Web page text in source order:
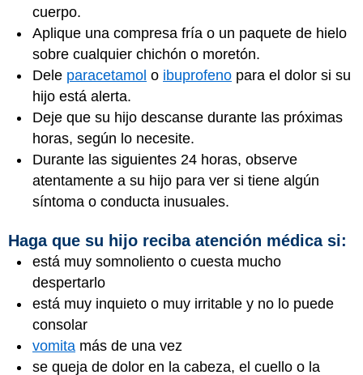
cuerpo.
Aplique una compresa fría o un paquete de hielo
sobre cualquier chichón o moretón.
Dele paracetamol o ibuprofeno para el dolor si su
hijo está alerta.
Deje que su hijo descanse durante las próximas
horas, según lo necesite.
Durante las siguientes 24 horas, observe
atentamente a su hijo para ver si tiene algún
síntoma o conducta inusuales.
Haga que su hijo reciba atención médica si:
está muy somnoliento o cuesta mucho
despertarlo
está muy inquieto o muy irritable y no lo puede
consolar
vomita más de una vez
se queja de dolor en la cabeza, el cuello o la